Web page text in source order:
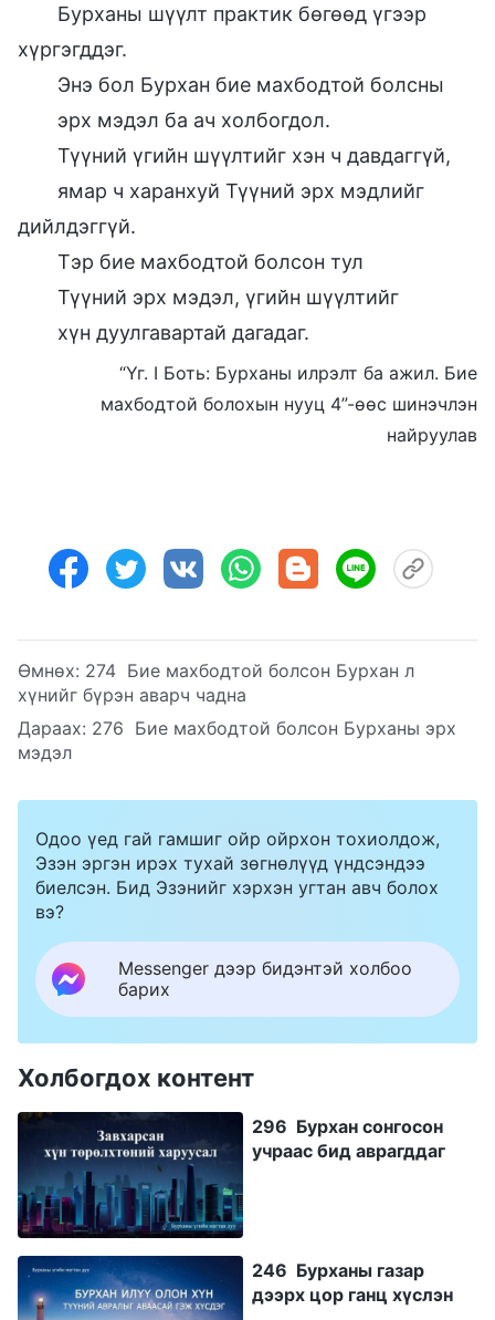
Бурханы шүүлт практик бөгөөд үгээр
хүргэгддэг.
Энэ бол Бурхан бие махбодтой болсны
эрх мэдэл ба ач холбогдол.
Түүний үгийн шүүлтийг хэн ч давдаггүй,
ямар ч харанхуй Түүний эрх мэдлийг
дийлдэггүй.
Тэр бие махбодтой болсон тул
Түүний эрх мэдэл, үгийн шүүлтийг
хүн дуулгавартай дагадаг.
“Үг. I Боть: Бурханы илрэлт ба ажил. Бие
махбодтой болохын нууц 4”-ѳѳс шинэчлэн
найруулав
Өмнөх: 274 Бие махбодтой болсон Бурхан л
хүнийг бүрэн аварч чадна
Дараах: 276 Бие махбодтой болсон Бурханы эрх
мэдэл
Одоо үед гай гамшиг ойр ойрхон тохиолдож,
Эзэн эргэн ирэх тухай зөгнөлүүд үндсэндээ
биелсэн. Бид Эзэнийг хэрхэн угтан авч болох
вэ?
Messenger дээр бидэнтэй холбоо
барих
Холбогдох контент
296 Бурхан сонгосон
учраас бид аврагддаг
246 Бурханы газар
дээрх цор ганц хүслэн